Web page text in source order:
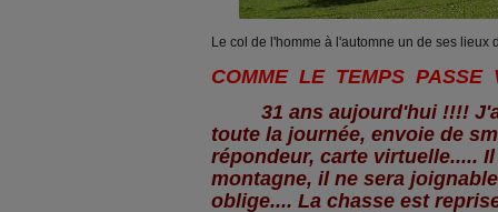
Le col de l'homme à l'automne un de ses lieux
COMME LE TEMPS
31 ans aujourd'hui !!!! J'ai
toute la journée, envoie de
répondeur, carte virtuelle.....
montagne, il ne sera
oblige.... La chasse est